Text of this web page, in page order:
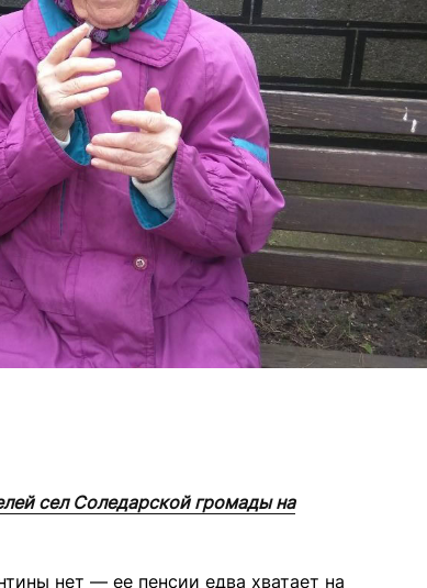
сел Соледарской громады на
нет — ее пенсии едва хватает на